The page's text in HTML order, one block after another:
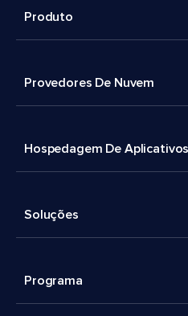
Produto
Provedores De Nuvem
Hospedagem De Aplicativos
Soluções
Programa